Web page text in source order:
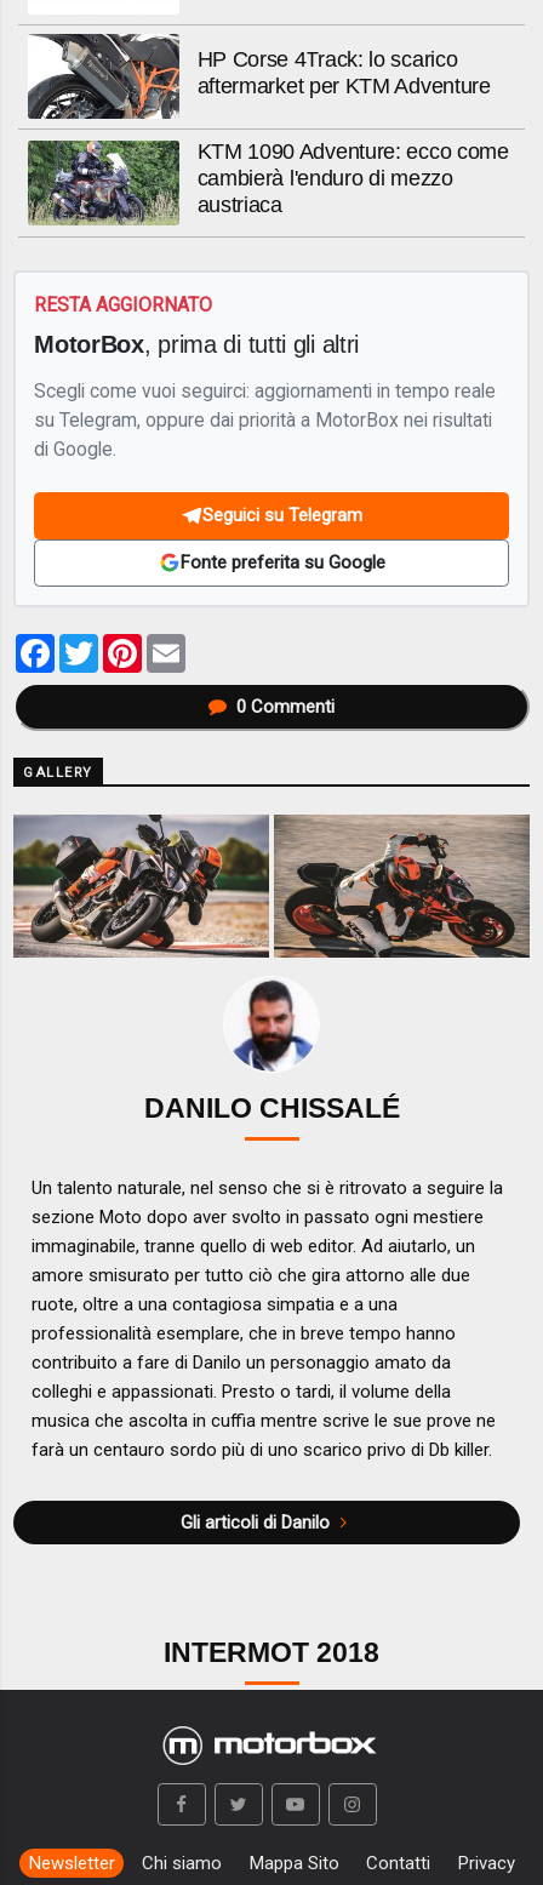
HP Corse 4Track: lo scarico
aftermarket per KTM Adventure
KTM 1090 Adventure: ecco come
cambierà l'enduro di mezzo
austriaca
RESTA AGGIORNATO
MotorBox, prima di tutti gli altri
Scegli come vuoi seguirci: aggiornamenti in tempo reale
su Telegram, oppure dai priorità a MotorBox nei risultati
di Google.
Seguici su Telegram
Fonte preferita su Google
Facebook
TwitterPinterest
0Commenti
GALLERY
DANILO CHISSALÉ
Un talento naturale, nel senso che si è ritrovato a seguire la
sezione Moto dopo aver svolto in passato ogni mestiere
immaginabile, tranne quello di web editor. Ad aiutarlo, un
amore smisurato per tutto ciò che gira attorno alle due
ruote, oltre a una contagiosa simpatia e a una
professionalità esemplare, che in breve tempo hanno
contribuito a fare di Danilo un personaggio amato da
colleghi e appassionati. Presto o tardi, il volume della
musica che ascolta in cuffia mentre scrive le sue prove ne
farà un centauro sordo più di uno scarico privo di Db killer.
Gli articoli di Danilo
INTERMOT 2018
Newsletter Chi siamo Mappa Sito Contatti Privacy